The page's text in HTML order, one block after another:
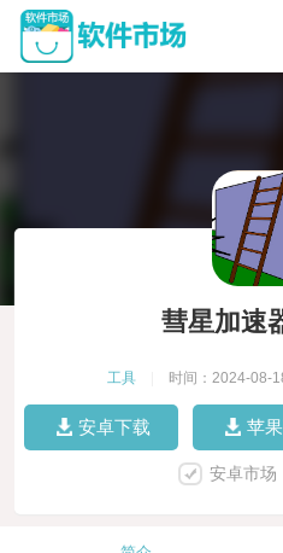
彗星加速
工具 时间：2024-08-
安卓下载 苹
安卓市场